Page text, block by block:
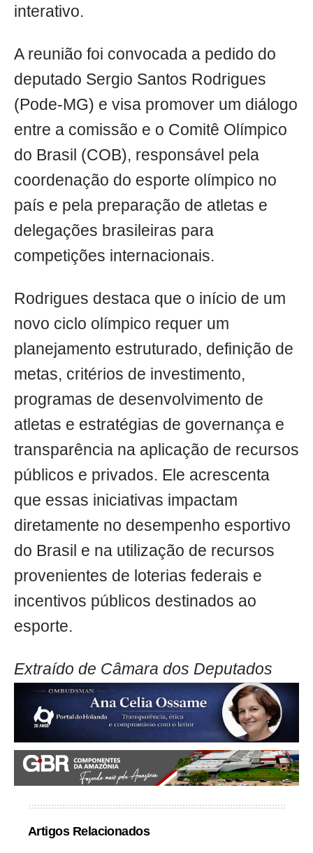
interativo.
A reunião foi convocada a pedido do
deputado Sergio Santos Rodrigues
(Pode-MG) e visa promover um diálogo
entre a comissão e o Comitê Olímpico
do Brasil (COB), responsável pela
coordenação do esporte olímpico no
país e pela preparação de atletas e
delegações brasileiras para
competições internacionais.
Rodrigues destaca que o início de um
novo ciclo olímpico requer um
planejamento estruturado, definição de
metas, critérios de investimento,
programas de desenvolvimento de
atletas e estratégias de governança e
transparência na aplicação de recursos
públicos e privados. Ele acrescenta
que essas iniciativas impactam
diretamente no desempenho esportivo
do Brasil e na utilização de recursos
provenientes de loterias federais e
incentivos públicos destinados ao
esporte.
Extraído de Câmara dos Deputados
Artigos Relacionados